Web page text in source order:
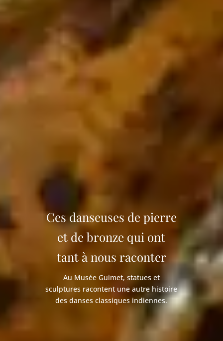
Ces danseuses de pierre
et de bronze qui ont
tant à nous raconter
Au Musée Guimet, statues et
sculptures racontent une autre histoire
des danses classiques indiennes.